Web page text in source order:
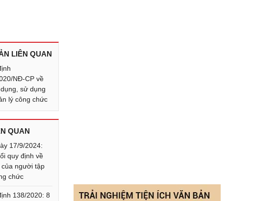
LIÊN QUAN
NĐ-CP về
sử dụng
lý công chức
QUAN
17/9/2024:
quy định về
người tập
chức
138/2020: 8